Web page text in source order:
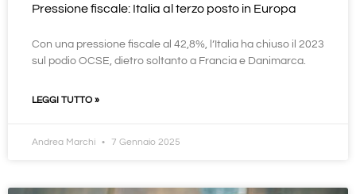
Pressione fiscale: Italia al terzo posto in Europa
Con una pressione fiscale al 42,8%, l’Italia ha chiuso il 2023
sul podio OCSE, dietro soltanto a Francia e Danimarca.
LEGGI TUTTO »
Andrea Marchi 7 Gennaio 2025